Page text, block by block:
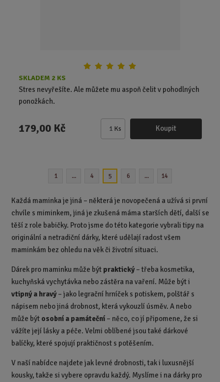
SKLADEM 2 KS
Stres nevyřešíte. Ale můžete mu aspoň čelit v pohodlných
ponožkách.
179,00 Kč
Z
p
t
Ks Koupit
1 ... 4 5 6 ... 14
Každá maminka je jiná – některá je novopečená a užívá si první
chvíle s miminkem, jiná je zkušená máma starších dětí, další se
těší z role babičky. Proto jsme do této kategorie vybrali tipy na
originální a netradiční dárky, které udělají radost všem
maminkám bez ohledu na věk či životní situaci.
Dárek pro maminku může být praktický– třeba kosmetika,
kuchyňská vychytávka nebo zástěra na vaření. Může být i
vtipný a hravý– jako legrační hrníček s potiskem, polštář s
nápisem nebo jiná drobnost, která vykouzlí úsměv. A nebo
může být osobní a památeční– něco, co jí připomene, že si
vážíte její lásky a péče. Velmi oblíbené jsou také dárkové
balíčky, které spojují praktičnost s potěšením.
V naší nabídce najdete jak levné drobnosti, tak i luxusnější
kousky, takže si vybere opravdu každý. Myslíme i na dárky pro